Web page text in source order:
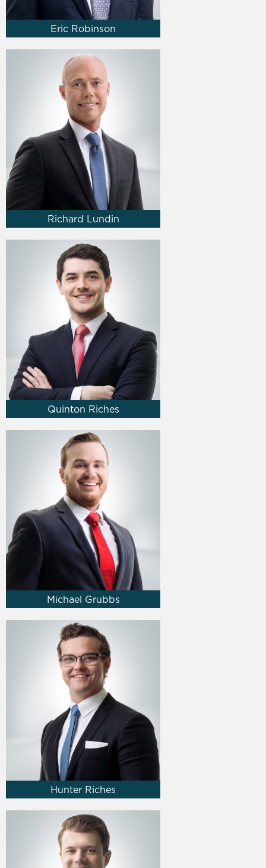
Eric Robinson
Richard Lundin
Quinton Riches
Michael Grubbs
Hunter Riches